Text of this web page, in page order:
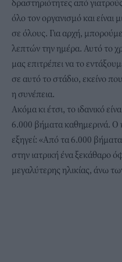
δραστηριότητες από
όλο τον οργανισμό και
σε όλους. Για αρχή,
λεπτών την ημέρα. Αυτό το
μας επιτρέπει να το
σε αυτό το στάδιο, εκείνο
η συνέπεια.
Ακόμα κι έτσι, το ιδανικό
6.000 βήματα καθημερινά. Ο
εξηγεί: «Από τα 6.000
στην ιατρική ένα ξεκάθαρο
μεγαλύτερης ηλικίας, άνω